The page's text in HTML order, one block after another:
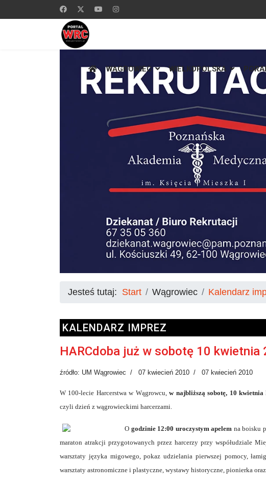
WĄGROWIEC WIELKOPOLSKA
Jesteś tutaj: Start Wągrowiec Kalendarz
KALENDARZ IMPREZ
HARCdoba już w sobotę 10 kwietnia
źródło: UM Wągrowiec 07 kwiecień 2010 07 kwiecień 2010
W 100-lecie Harcerstwa w Wągrowcu,w najbliższą sobotę, 10 kwietnia
czyli dzień z wągrowieckimi harcerzami.
O godzinie 12:00 uroczystym apelem na boisku
maraton atrakcji przygotowanych przez harcerzy przy współudziale
warsztaty języka migowego, pokaz udzielania pierwszej pomocy,
warsztaty astronomiczne i plastyczne, wystawy historyczne, pionierka